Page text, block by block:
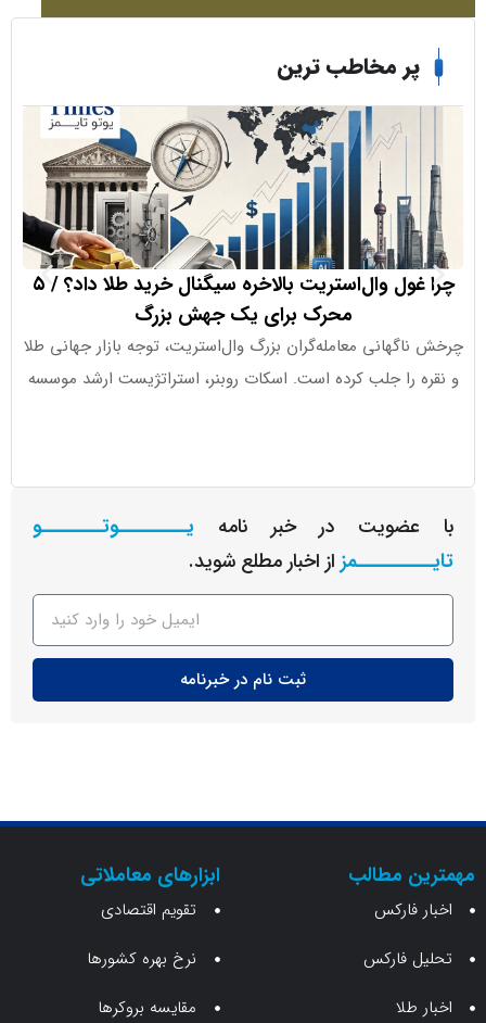
پر مخاطب ترین
چرا غول وال‌استریت بالاخره سیگنال خرید طلا داد؟ / ۵
محرک برای یک جهش بزرگ
معامله‌گران بزرگ وال‌استریت، توجه بازار جهانی طلا
را جلب کرده است. اسکات روبنر، استراتژیست ارشد موسسه
ورود ۱.۱ میلیارد دلار به ETFهای کریپتو در هفته اخیر
جذب
در خبر نامه
یـــــــــوتــــــــو
از اخبار مطلع شوید.
ثبت نام در خبرنامه
مطالب
فارکس
فارکس
ابزارهای معاملاتی
تقویم اقتصادی
نرخ بهره کشورها
مقایسه بروکرها